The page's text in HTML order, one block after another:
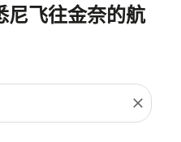
尼飞往金奈的航
close
。请调整您的筛选条件。